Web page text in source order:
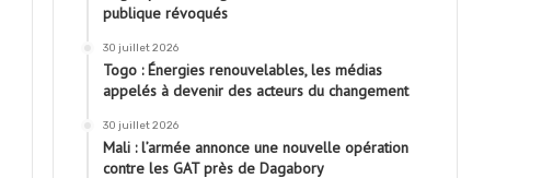
publique révoqués
30 juillet 2026
Togo : Énergies renouvelables, les médias
appelés à devenir des acteurs du changement
30 juillet 2026
Mali : l’armée annonce une nouvelle opération
contre les GAT près de Dagabory